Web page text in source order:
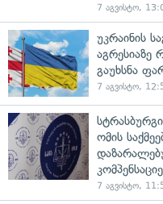
7 აგვისტო,
უკრაინის
აგრესიაზე
გაუხსნა
7 აგვისტო,
ომის
7 აგვისტო,